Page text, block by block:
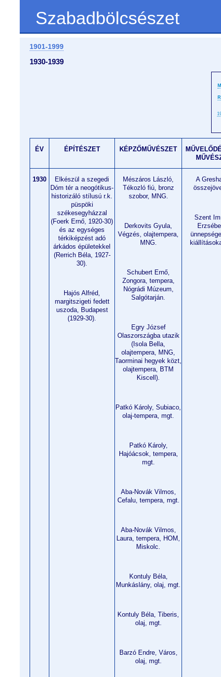
Szabadbölcsészet
1901-1999
1930-1939
ÉV ÉPÍTÉSZET KÉPZŐMŰVÉSZET
1930
Elkészül a szegedi
Dóm tér a neogótikus-
historizáló stílusú r.k.
püspöki
székesegyházzal
(Foerk Ernő, 1920-30)
és az egységes
térkiképzést adó
árkádos épületekkel
(Rerrich Béla, 1927-
30).
Hajós Alfréd,
margitszigeti fedett
uszoda, Budapest
(1929-30).
Mészáros László,
Tékozló fiú, bronz
szobor, MNG.
Derkovits Gyula,
Végzés, olajtempera,
MNG.
Schubert Ernő,
Zongora, tempera,
Nógrádi Múzeum,
Salgótarján.
Egry József
Olaszországba utazik
(Isola Bella,
olajtempera, MNG,
Taorminai hegyek közt,
olajtempera, BTM
Kiscell).
Patkó Károly, Subiaco,
olaj-tempera, mgt.
Patkó Károly,
Hajóácsok, tempera,
mgt.
Aba-Novák Vilmos,
Cefalu, tempera, mgt.
Aba-Novák Vilmos,
Laura, tempera, HOM,
Miskolc.
Kontuly Béla,
Munkáslány, olaj, mgt.
Kontuly Béla, Tiberis,
olaj, mgt.
Barzó Endre, Város,
olaj, mgt.
A
Szent